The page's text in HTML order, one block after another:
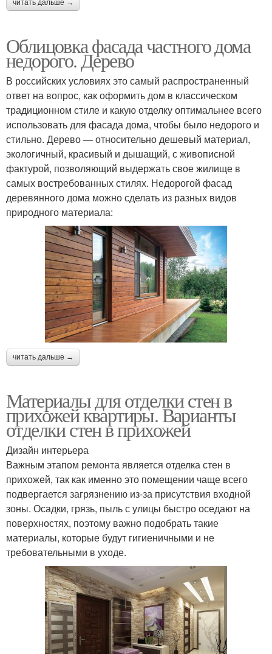
читать дальше →
Облицовка фасада частного дома
недорого. Дерево
В российских условиях это самый распространенный
ответ на вопрос, как оформить дом в классическом
традиционном стиле и какую отделку оптимальнее всего
использовать для фасада дома, чтобы было недорого и
стильно. Дерево — относительно дешевый материал,
экологичный, красивый и дышащий, с живописной
фактурой, позволяющий выдержать свое жилище в
самых востребованных стилях. Недорогой фасад
деревянного дома можно сделать из разных видов
природного материала:
читать дальше →
Материалы для отделки стен в
прихожей квартиры. Варианты
отделки стен в прихожей
Дизайн интерьера
Важным этапом ремонта является отделка стен в
прихожей, так как именно это помещении чаще всего
подвергается загрязнению из-за присутствия входной
зоны. Осадки, грязь, пыль с улицы быстро оседают на
поверхностях, поэтому важно подобрать такие
материалы, которые будут гигиеничными и не
требовательными в уходе.